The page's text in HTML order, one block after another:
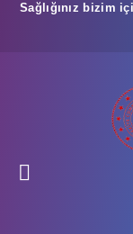
Sağlığınız bizim